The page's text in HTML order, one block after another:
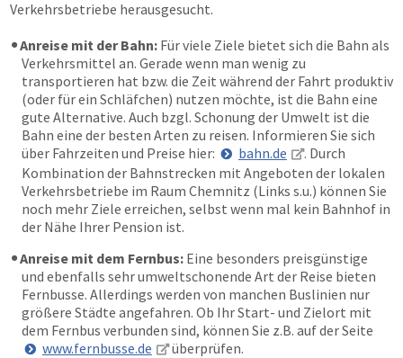
Verkehrsbetriebe herausgesucht.
Anreise mit der Bahn: Für viele Ziele bietet sich die Bahn als
Verkehrsmittel an. Gerade wenn man wenig zu
transportieren hat bzw. die Zeit während der Fahrt produktiv
(oder für ein Schläfchen) nutzen möchte, ist die Bahn eine
gute Alternative. Auch bzgl. Schonung der Umwelt ist die
Bahn eine der besten Arten zu reisen. Informieren Sie sich
über Fahrzeiten und Preise hier:
bahn.de
. Durch
Kombination der Bahnstrecken mit Angeboten der lokalen
Verkehrsbetriebe im Raum Chemnitz (Links s.u.) können Sie
noch mehr Ziele erreichen, selbst wenn mal kein Bahnhof in
der Nähe Ihrer Pension ist.
Anreise mit dem Fernbus: Eine besonders preisgünstige
und ebenfalls sehr umweltschonende Art der Reise bieten
Fernbusse. Allerdings werden von manchen Buslinien nur
größere Städte angefahren. Ob Ihr Start- und Zielort mit
dem Fernbus verbunden sind, können Sie z.B. auf der Seite
www.fernbusse.de
überprüfen.